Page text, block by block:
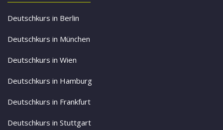
Deutschkurs in Berlin
Deutschkurs in München
Deutschkurs in Wien
Deutschkurs in Hamburg
Deutschkurs in Frankfurt
Deutschkurs in Stuttgart